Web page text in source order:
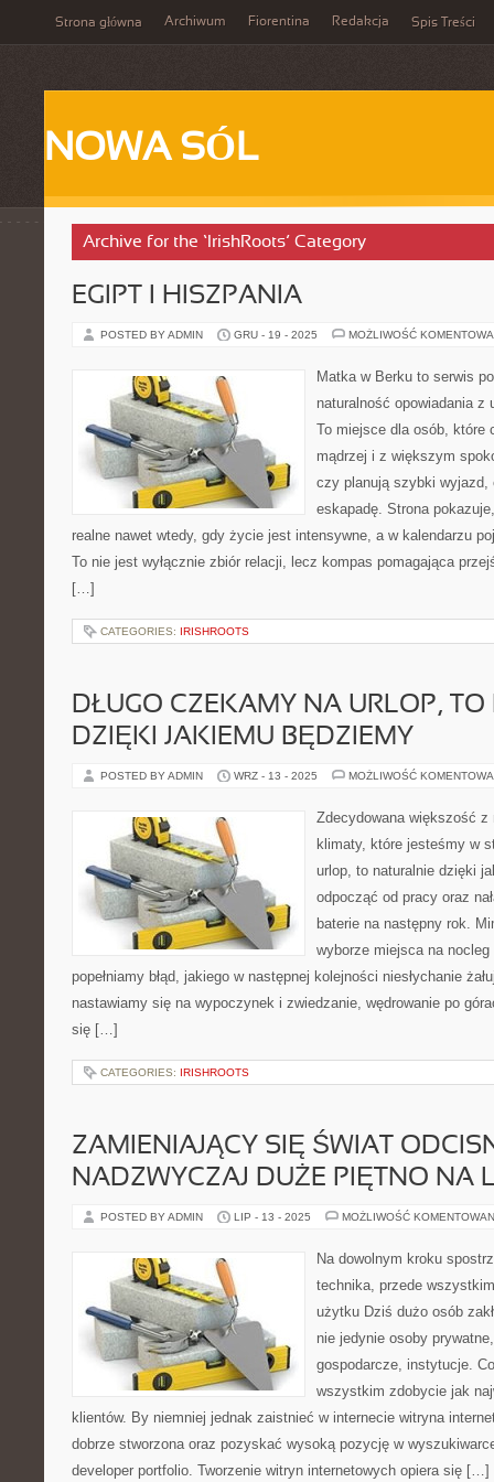
Strona główna Archiwum Fiorentina Redakcja Spis Treści
NOWA SÓL
Archive for the ‘IrishRoots’ Category
EGIPT I HISZPANIA
POSTED BY ADMIN GRU - 19 - 2025 MOŻLIWOŚĆ
Matka w Berku to serwis
naturalność opowiadania
To miejsce dla osób, które
mądrzej i z większym
czy planują szybki wyjazd,
eskapadę. Strona
realne nawet wtedy, gdy życie jest intensywne, a w kalendarzu
To nie jest wyłącznie zbiór relacji, lecz kompas pomagająca
[…]
CATEGORIES: IRISHROOTS
DŁUGO CZEKAMY NA URLOP,
DZIĘKI JAKIEMU BĘDZIEMY
POSTED BY ADMIN WRZ - 13 - 2025 MOŻLIWOŚĆ
Zdecydowana większość
klimaty, które jesteśmy w
urlop, to naturalnie dzięki
odpocząć od pracy oraz
baterie na następny rok.
wyborze miejsca na
popełniamy błąd, jakiego w następnej kolejności niesłychanie
nastawiamy się na wypoczynek i zwiedzanie, wędrowanie po
się […]
CATEGORIES: IRISHROOTS
ZAMIENIAJĄCY SIĘ ŚWIAT
NADZWYCZAJ DUŻE PIĘTNO NA
POSTED BY ADMIN LIP - 13 - 2025 MOŻLIWOŚĆ
Na dowolnym kroku
technika, przede
użytku Dziś dużo osób
nie jedynie osoby
gospodarcze, instytucje.
wszystkim zdobycie jak
klientów. By niemniej jednak zaistnieć w internecie witryna
dobrze stworzona oraz pozyskać wysoką pozycję w
developer portfolio. Tworzenie witryn internetowych opiera się […]